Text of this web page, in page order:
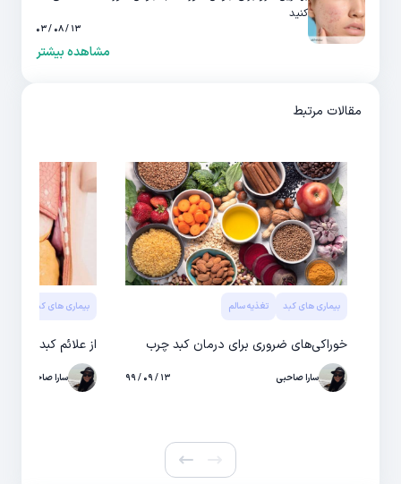
کنید
۱۳ / ۰۸ / ۰۳
مشاهده بیشتر
مقالات مرتبط
بیماری های کبد تغذیه سالم
خوراکی‌های ضروری برای درمان کبد چرب
سارا صاحبی ۱۳ / ۰۹ / ۹۹
بیماری های کبد
از علائم کبد چرب
سارا صاحبی